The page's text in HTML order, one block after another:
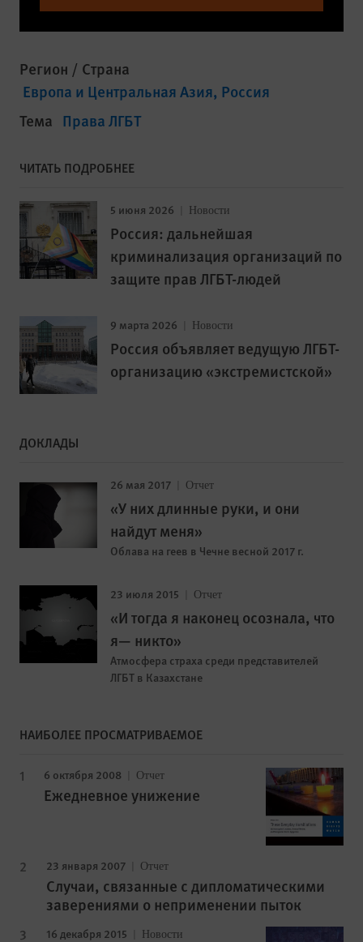
Регион / Страна
Европа и Центральная Азия Россия
Тема Права ЛГБТ
ЧИТАТЬ ПОДРОБНЕЕ
5 июня 2026 Новости
Россия: дальнейшая
криминализация организаций по
защите прав ЛГБТ-людей
9 марта 2026 Новости
Россия объявляет ведущую ЛГБТ-
организацию «экстремистской»
ДОКЛАДЫ
26 мая 2017 Отчет
«У них длинные руки, и они
найдут меня»
Облава на геев в Чечне весной 2017 г.
23 июля 2015 Отчет
«И тогда я наконец осознала, что
я— никто»
Атмосфера страха среди представителей
ЛГБТ в Казахстане
НАИБОЛЕЕ ПРОСМАТРИВАЕМОЕ
6 октября 2008 Отчет
Ежедневное унижение
23 января 2007 Отчет
Случаи, связанные с дипломатическими
заверениями о неприменении пыток
16 декабря 2015 Новости